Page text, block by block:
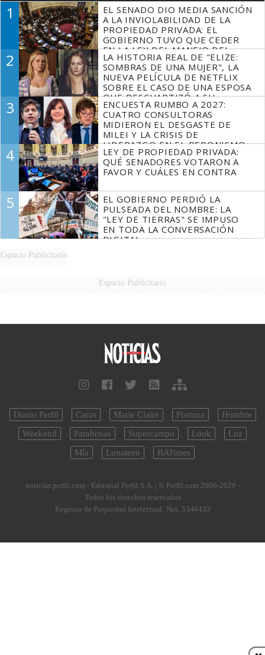
1
EL SENADO DIO MEDIA SANCIÓN
A LA INVIOLABILIDAD DE LA
PROPIEDAD PRIVADA: EL
GOBIERNO TUVO QUE CEDER
EN LA LEY DEL MANEJO DEL
FUEGO
2
LA HISTORIA REAL DE "ELIZE:
SOMBRAS DE UNA MUJER", LA
NUEVA PELÍCULA DE NETFLIX
SOBRE EL CASO DE UNA ESPOSA
QUE DESCUARTIZÓ A SU
MARIDO
3
ENCUESTA RUMBO A 2027:
CUATRO CONSULTORAS
MIDIERON EL DESGASTE DE
MILEI Y LA CRISIS DE
LIDERAZGO EN EL PERONISMO
4
LEY DE PROPIEDAD PRIVADA:
QUÉ SENADORES VOTARON A
FAVOR Y CUÁLES EN CONTRA
5
EL GOBIERNO PERDIÓ LA
PULSEADA DEL NOMBRE: LA
"LEY DE TIERRAS" SE IMPUSO
EN TODA LA CONVERSACIÓN
DIGITAL
Espacio Publicitario
Espacio Publicitario
Diario Perfil Caras Marie Claire Fortuna
Hombre
Weekend
Parabrisas Supercampo Look
Luz
Mía
Lunateen BATimes
noticias.perfil.com - Editorial Perfil S.A. | © Perfil.com 2006-2026 -
Todos los derechos reservados
Registro de Propiedad Intelectual: Nro. 5346433